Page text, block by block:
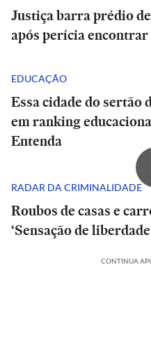
Justiça barra prédio
após perícia
EDUCAÇÃO
Essa cidade do sertão
em ranking
Entenda
RADAR DA CRIMINALIDADE
Roubos de casas e
‘Sensação de
CONTINUA